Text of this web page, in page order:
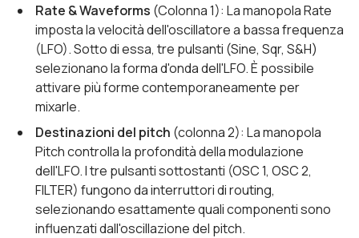
Rate & Waveforms (Colonna 1): La manopola Rate
imposta la velocità dell'oscillatore a bassa frequenza
(LFO). Sotto di essa, tre pulsanti (Sine, Sqr, S&H)
selezionano la forma d'onda dell'LFO. È possibile
attivare più forme contemporaneamente per
mixarle.
Destinazioni del pitch (colonna 2): La manopola
Pitch controlla la profondità della modulazione
dell'LFO. I tre pulsanti sottostanti (OSC 1, OSC 2,
FILTER) fungono da interruttori di routing,
selezionando esattamente quali componenti sono
influenzati dall'oscillazione del pitch.